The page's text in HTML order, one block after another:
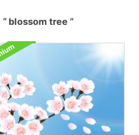
blossom tree